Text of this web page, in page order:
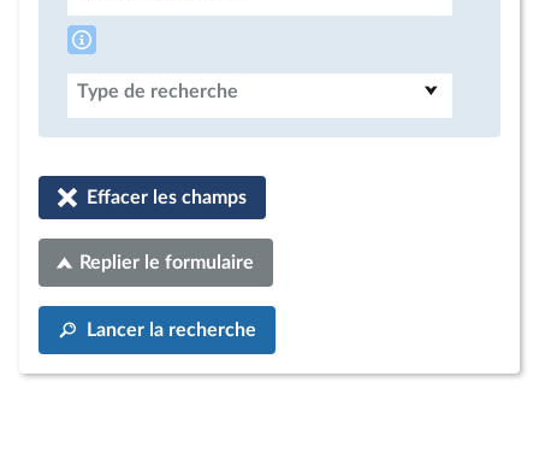
Type de recherche
Effacer les champs
Replier le formulaire
Lancer la recherche